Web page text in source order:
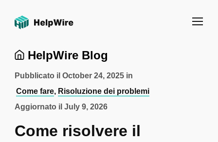
HelpWire Blog
Aggiornato il July 9, 2026
Pubblicato il October 24, 2025 in
Come fare, Risoluzione dei problemi
Come risolvere il